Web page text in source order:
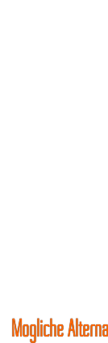
Mögliche